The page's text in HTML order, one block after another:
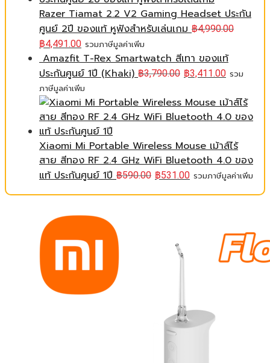
Razer Tiamat 2.2 V2 Gaming Headset ประกัน
ศูนย์ 2ปี ของแท้ หูฟังสำหรับเล่นเกม ฿4,990.00
฿4,491.00 รวมภาษีมูลค่าเพิ่ม
Amazfit T-Rex Smartwatch สีเทา ของแท้
ประกันศูนย์ 1ปี (Khaki) ฿3,790.00 ฿3,411.00 รวม
ภาษีมูลค่าเพิ่ม
Xiaomi Mi Portable Wireless Mouse เม้าส์ไร้
สาย สีทอง RF 2.4 GHz WiFi Bluetooth 4.0 ของ
แท้ ประกันศูนย์ 1ปี ฿590.00 ฿531.00 รวมภาษีมูลค่าเพิ่ม